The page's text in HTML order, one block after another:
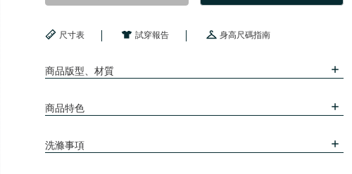
尺寸表 試穿報告 身高尺碼指南
商品版型、材質
商品特色
洗滌事項